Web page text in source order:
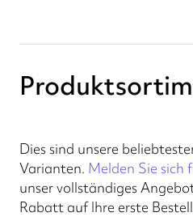
Dies sind unsere
Varianten. Melden Sie sich
unser vollständiges
Rabatt auf Ihre erste